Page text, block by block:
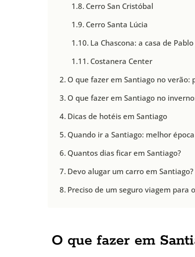
Cerro San Cristóbal
Cerro Santa Lúcia
La Chascona: a casa de
Costanera Center
O que fazer em Santiago no verão:
O que fazer em Santiago no
Dicas de hotéis em Santiago
Quando ir a Santiago: melhor época
Quantos dias ficar em Santiago?
Devo alugar um carro em Santiago?
Preciso de um seguro viagem para
O que fazer em